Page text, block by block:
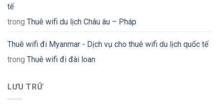
tế
trong Thuê wifi du lịch Châu âu – Pháp
Thuê wifi đi Myanmar - Dịch vụ cho thuê wifi du lịch quốc tế
trong Thuê wifi đi đài loan
LƯU TRỮ